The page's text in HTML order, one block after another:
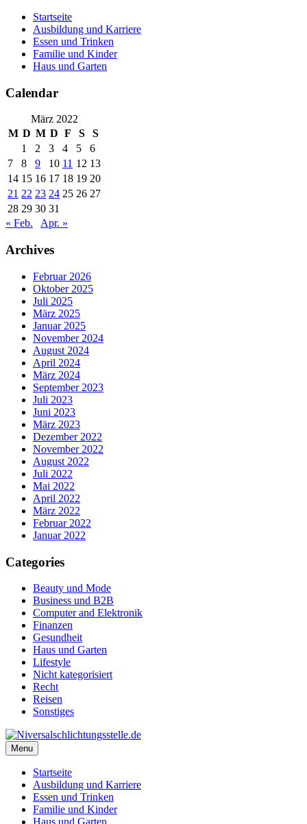
Skip
content
Startseite
Ausbildung und Karriere
Essen und Trinken
Familie und Kinder
Haus und Garten
Calendar
März 2022
M D M D F S
S
1
2 3 4 5
6
7
8 9 10 11 12 13
14 15 16 17 18 19 20
21 22 23 24 25 26 27
28 29 30 31
« Feb.
Apr. »
Archives
Februar 2026
Oktober 2025
Juli 2025
März 2025
Januar 2025
November 2024
August 2024
April 2024
März 2024
September 2023
Juli 2023
Juni 2023
März 2023
Dezember 2022
November 2022
August 2022
Juli 2022
Mai 2022
April 2022
März 2022
Februar 2022
Januar 2022
Categories
Beauty und Mode
Business und B2B
Computer and Elektronik
Finanzen
Gesundheit
Haus und Garten
Lifestyle
Nicht kategorisiert
Recht
Reisen
Sonstiges
Menu
Startseite
Ausbildung und Karriere
Essen und Trinken
Familie und Kinder